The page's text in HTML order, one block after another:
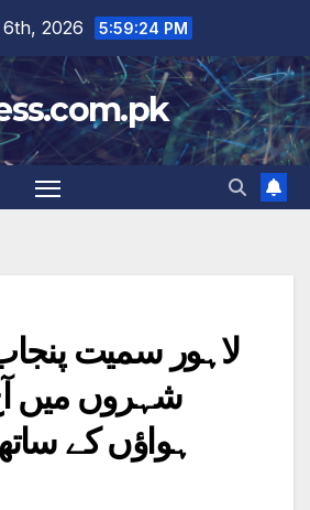
2026 5:59:25 PM
لاہور سمیت
شہروں میں
ہواؤں کے